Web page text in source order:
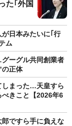
た｢外国
日本みたいに｢行
ム
ーグル共同創業者
の正体
しまった…天皇すら
きこと【2026年6
ですら手に負えな